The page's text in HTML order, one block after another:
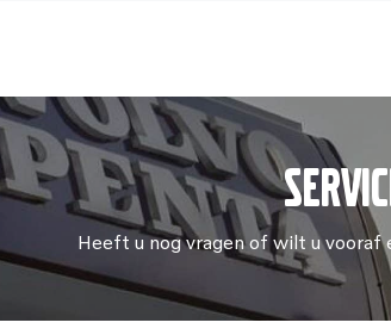
Heeft u nog vragen of wilt u vooraf